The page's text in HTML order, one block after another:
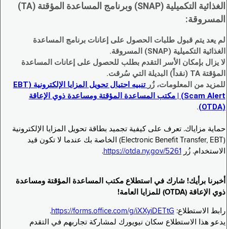
الغذائية التكميلية (SNAP) وبرنامج المساعدة المؤقتة (TA)
المسروقة:
لم يعد يتم قبول طلبات الحصول على إعانات برنامج المساعدة
الغذائية التكميلية (SNAP) المسروقة.
لا يزال بإمكان الأسر التقدم بطلب للحصول على إعانات المساعدة
المؤقتة TA (نقداً) البديلة التي سُرقت.
للمزيد من المعلومات، زُر
تنبيه احتيال تحويل المزايا الإلكترونية (EBT
Scam Alert) | مكتب المساعدة المؤقتة ومساعدة ذوي الإعاقة
(OTDA)
.
حماية مزاياك. تعرف على كيفية تجميد بطاقة تحويل المزايا الإلكترونية
(Electronic Benefit Transfer, EBT) الخاصة بك عندما لا تكون قيد
الاستخدام. زُر
https://otda.ny.gov/5261
.
أخبرنا برأيك! شارك في استطلاع مكتب المساعدة المؤقتة ومساعدة
ذوي الإعاقة (OTDA) للمزايا العامة!
رابط الاستطلاع: https://forms.office.com/g/iXXyiDETtG
.
يدعو هذا الاستطلاع سكان نيويورك لمشاركة تجاربهم في التقدم